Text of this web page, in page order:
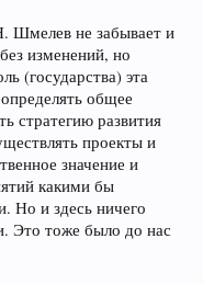
Шмелев не забывает и
изменений, но
(государства) эта
общее
стратегию развития
проекты и
значение и
какими бы
Но и здесь ничего
Это тоже было до нас